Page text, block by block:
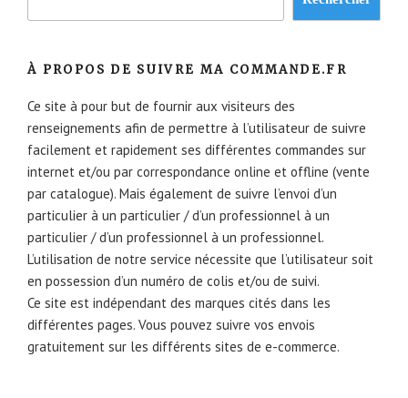
À PROPOS DE SUIVRE MA COMMANDE.FR
Ce site à pour but de fournir aux visiteurs des
renseignements afin de permettre à l’utilisateur de suivre
facilement et rapidement ses différentes commandes sur
internet et/ou par correspondance online et offline (vente
par catalogue). Mais également de suivre l’envoi d’un
particulier à un particulier / d’un professionnel à un
particulier / d’un professionnel à un professionnel.
L’utilisation de notre service nécessite que l’utilisateur soit
en possession d’un numéro de colis et/ou de suivi.
Ce site est indépendant des marques cités dans les
différentes pages. Vous pouvez suivre vos envois
gratuitement sur les différents sites de e-commerce.